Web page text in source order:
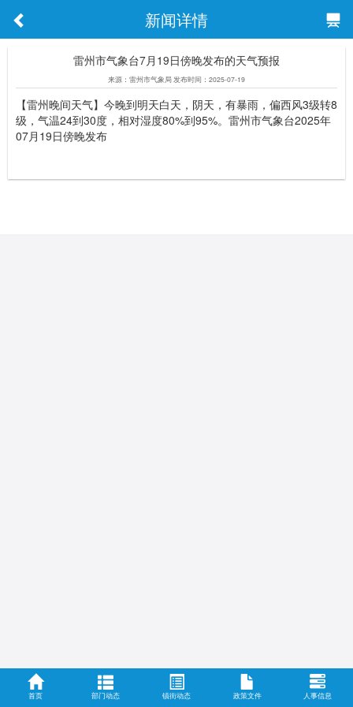
新闻详情
雷州市气象台7月19日傍晚发布的天气预报
来源：雷州市气象局 发布时间：2025-07-19
【雷州晚间天气】今晚到明天白天，阴天，有暴雨，偏西风3级转8
级，气温24到30度，相对湿度80%到95%。雷州市气象台2025年
07月19日傍晚发布
首页 部门动态 镇街动态 政策文件 人事信息